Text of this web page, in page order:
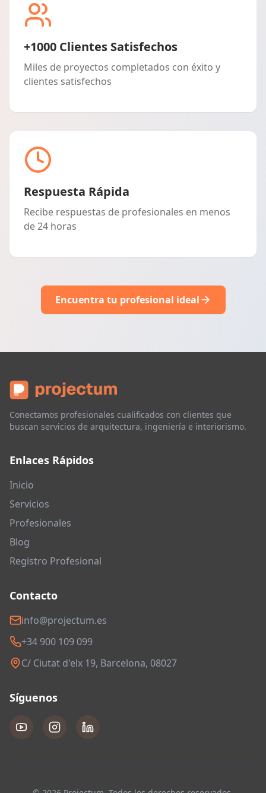
+1000 Clientes Satisfechos
Miles de proyectos completados con éxito y
clientes satisfechos
Respuesta Rápida
Recibe respuestas de profesionales en menos
de 24 horas
Encuentra tu profesional ideal
Conectamos profesionales cualificados con clientes que
buscan servicios de arquitectura, ingeniería e interiorismo.
Enlaces Rápidos
Inicio
Servicios
Profesionales
Blog
Registro Profesional
Contacto
info@projectum.es
+34 900 109 099
C/ Ciutat d'elx 19, Barcelona, 08027
Síguenos